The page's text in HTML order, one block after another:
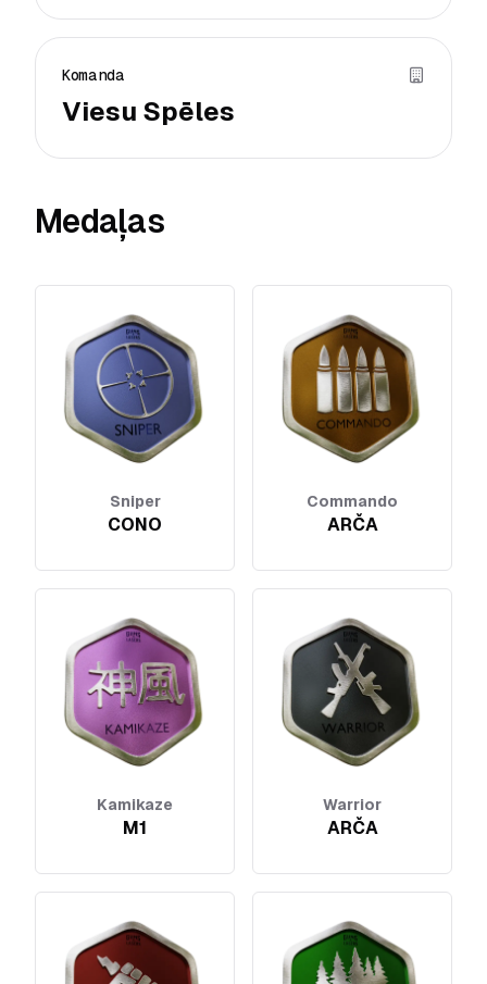
Komanda
Viesu Spēles
Medaļas
Sniper
CONO
Commando
ARČA
Kamikaze
M1
Warrior
ARČA